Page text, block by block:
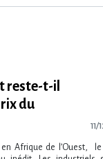
reste-t-il
du
Afrique de l’Ouest,